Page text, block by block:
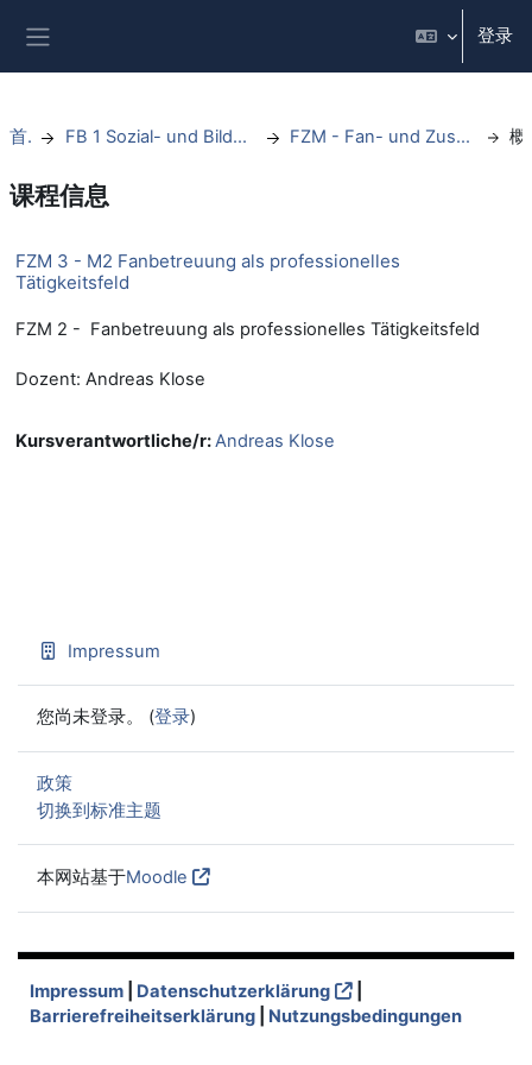
登录
首页 FB 1 Sozial- und Bildungswissenschaften FZM - Fan- und Zuschauermanagement
课程信息
FZM 3 - M2 Fanbetreuung als professionelles
Tätigkeitsfeld
FZM 2 - Fanbetreuung als professionelles Tätigkeitsfeld
Dozent: Andreas Klose
Kursverantwortliche/r:Andreas Klose
Impressum
您尚未登录。 (登录)
政策
切换到标准主题
本网站基于Moodle
Impressum Datenschutzerklärung
Barrierefreiheitserklärung
Nutzungsbedingungen